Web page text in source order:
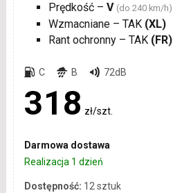
Prędkość – V (do 240 km/h)
Wzmacniane – TAK (XL)
Rant ochronny – TAK (FR)
C B 72dB
318 zł/szt.
Darmowa dostawa
Realizacja 1 dzień
Dostępność: 12 sztuk